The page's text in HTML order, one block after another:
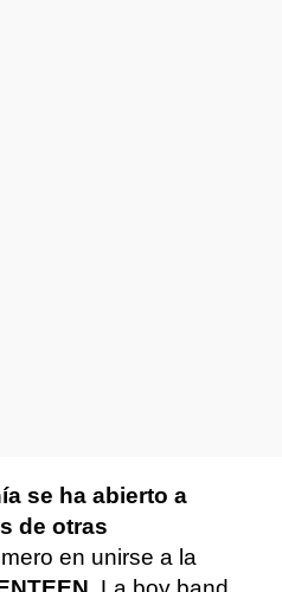
se ha abierto a
de otras
en unirse a la